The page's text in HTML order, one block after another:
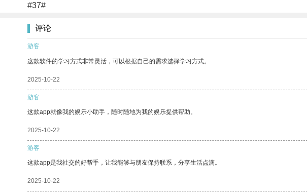
#37#
评论
游客
这款软件的学习方式非常灵活，可以根据自己的需求选择学习方式。
2025-10-22
游客
这款app就像我的娱乐小助手，随时随地为我的娱乐提供帮助。
2025-10-22
游客
这款app是我社交的好帮手，让我能够与朋友保持联系，分享生活点滴。
2025-10-22